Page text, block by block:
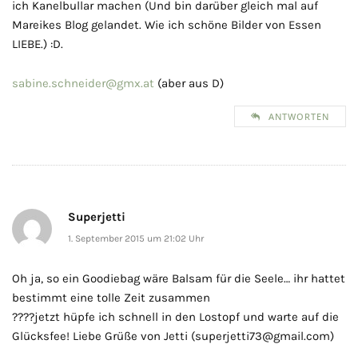
ich Kanelbullar machen (Und bin darüber gleich mal auf
Mareikes Blog gelandet. Wie ich schöne Bilder von Essen
LIEBE.) :D.
sabine.schneider@gmx.at (aber aus D)
ANTWORTEN
Superjetti
1. September 2015 um 21:02 Uhr
Oh ja, so ein Goodiebag wäre Balsam für die Seele… ihr hattet
bestimmt eine tolle Zeit zusammen
????jetzt hüpfe ich schnell in den Lostopf und warte auf die
Glücksfee! Liebe Grüße von Jetti (superjetti73@gmail.com)